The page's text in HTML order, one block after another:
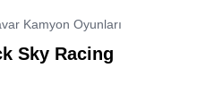
Kamyon Oyunları
Sky Racing